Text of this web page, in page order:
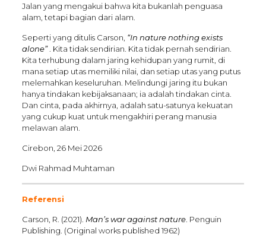
Jalan yang mengakui bahwa kita bukanlah penguasa
alam, tetapi bagian dari alam.
Seperti yang ditulis Carson, “In nature nothing exists
alone”. Kita tidak sendirian. Kita tidak pernah sendirian.
Kita terhubung dalam jaring kehidupan yang rumit, di
mana setiap utas memiliki nilai, dan setiap utas yang putus
melemahkan keseluruhan. Melindungi jaring itu bukan
hanya tindakan kebijaksanaan; ia adalah tindakan cinta.
Dan cinta, pada akhirnya, adalah satu-satunya kekuatan
yang cukup kuat untuk mengakhiri perang manusia
melawan alam.
Cirebon, 26 Mei 2026
Dwi Rahmad Muhtaman
Referensi
Carson, R. (2021). Man’s war against nature. Penguin
Publishing. (Original works published 1962)